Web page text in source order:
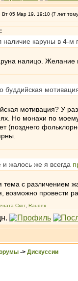
Вт 05 Мар 19, 19:10 (7 лет
:
наличие каруны в 4-м
налицо. Желание
буддийская
мотивация? У
Но монахи по
(позднего
жалось же я всегда
тема с различением
возможно провести
Скот, Raudex
-> Дискуссии